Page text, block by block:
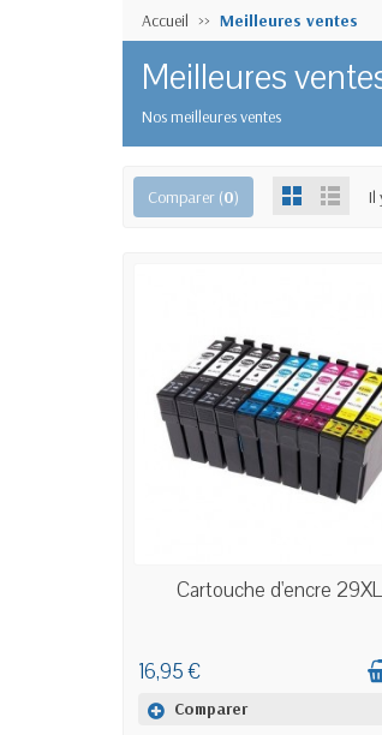
Accueil Meilleures ventes
Meilleures
Nos meilleures ventes
Comparer (0) Il
EN STOCK
Cartouche d'encre
16,95 €
Comparer